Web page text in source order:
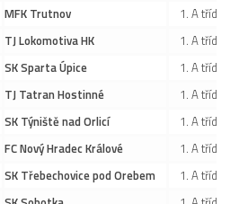
MFK Trutnov
1. A třída
TJ Lokomotiva HK
1. A třída
SK Sparta Úpice
1. A třída
TJ Tatran Hostinné
1. A třída
SK Týniště nad Orlicí
1. A třída
FC Nový Hradec Králové
1. A třída
SK Třebechovice pod Orebem
1. A třída